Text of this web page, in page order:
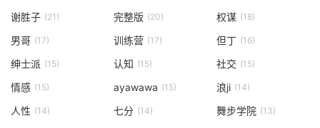
谢胜子 (21) 完整版 (20) 权谋 (18)
男哥 (17) 训练营 (17) 但丁 (16)
绅士派 (15) 认知 (15) 社交 (15)
情感 (15) ayawawa (15) 浪ji (14)
人性 (14) 七分 (14) 舞步学院 (13)